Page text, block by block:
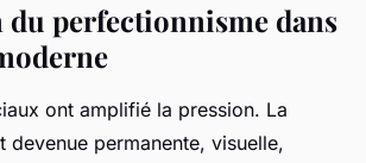
perfectionnisme dans
ont amplifié la pression. La
devenue permanente, visuelle,